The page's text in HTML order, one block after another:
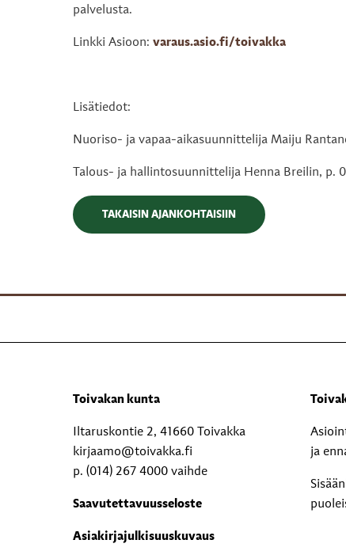
palvelusta.
Linkki Asioon: varaus.asio.fi/toivakka
Lisätiedot:
Nuoriso- ja vapaa-aikasuunnittelija Maiju
Talous- ja hallintosuunnittelija Henna Breilin, p.
TAKAISIN AJANKOHTAISIIN
Toivakan kunta
Iltaruskontie 2, 41660 Toivakka
kirjaamo@toivakka.fi
p. (014) 267 4000 vaihde
Saavutettavuusseloste
Asiakirjajulkisuuskuvaus
ja